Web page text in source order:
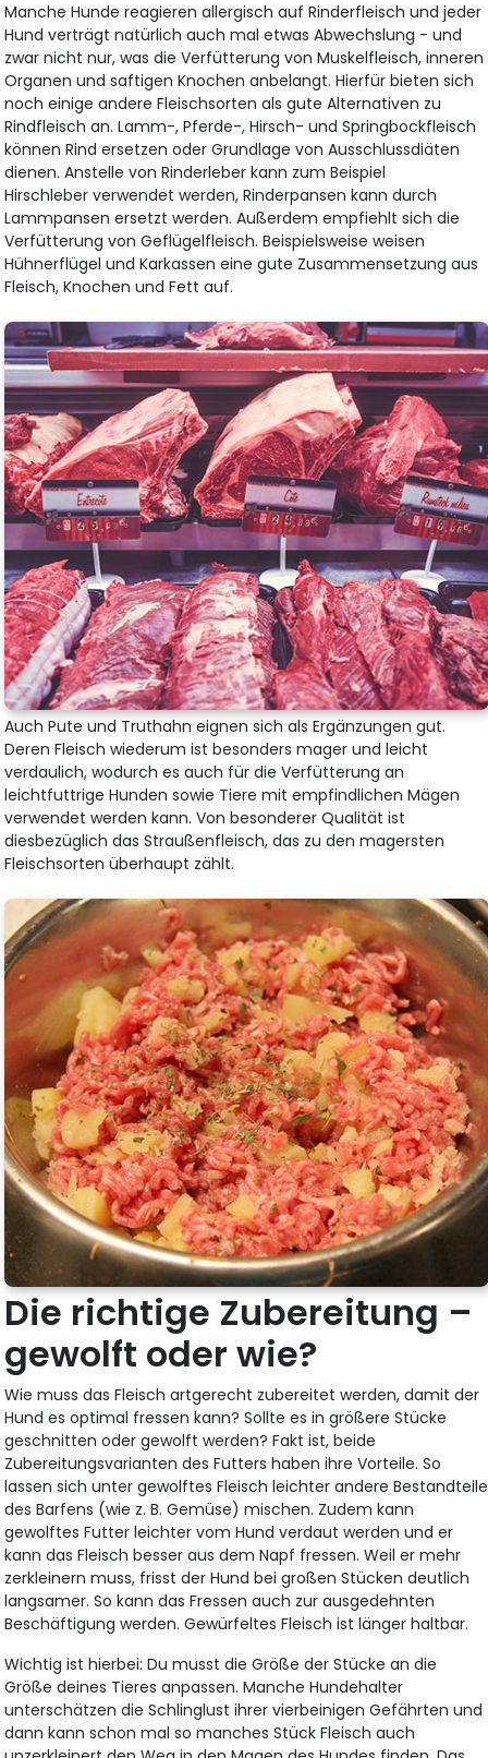
Manche Hunde reagieren allergisch auf Rinderfleisch und jeder
Hund verträgt natürlich auch mal etwas Abwechslung - und
zwar nicht nur, was die Verfütterung von Muskelfleisch, inneren
Organen und saftigen Knochen anbelangt. Hierfür bieten sich
noch einige andere Fleischsorten als gute Alternativen zu
Rindfleisch an. Lamm-, Pferde-, Hirsch- und Springbockfleisch
können Rind ersetzen oder Grundlage von Ausschlussdiäten
dienen. Anstelle von Rinderleber kann zum Beispiel
Hirschleber verwendet werden, Rinderpansen kann durch
Lammpansen ersetzt werden. Außerdem empfiehlt sich die
Verfütterung von Geflügelfleisch. Beispielsweise weisen
Hühnerflügel und Karkassen eine gute Zusammensetzung aus
Fleisch, Knochen und Fett auf.
Auch Pute und Truthahn eignen sich als Ergänzungen gut.
Deren Fleisch wiederum ist besonders mager und leicht
verdaulich, wodurch es auch für die Verfütterung an
leichtfuttrige Hunden sowie Tiere mit empfindlichen Mägen
verwendet werden kann. Von besonderer Qualität ist
diesbezüglich das Straußenfleisch, das zu den magersten
Fleischsorten überhaupt zählt.
Die richtige Zubereitung –
gewolft oder wie?
Wie muss das Fleisch artgerecht zubereitet werden, damit der
Hund es optimal fressen kann? Sollte es in größere Stücke
geschnitten oder gewolft werden? Fakt ist, beide
Zubereitungsvarianten des Futters haben ihre Vorteile. So
lassen sich unter gewolftes Fleisch leichter andere Bestandteile
des Barfens (wie z. B. Gemüse) mischen. Zudem kann
gewolftes Futter leichter vom Hund verdaut werden und er
kann das Fleisch besser aus dem Napf fressen. Weil er mehr
zerkleinern muss, frisst der Hund bei großen Stücken deutlich
langsamer. So kann das Fressen auch zur ausgedehnten
Beschäftigung werden. Gewürfeltes Fleisch ist länger haltbar.
Wichtig ist hierbei: Du musst die Größe der Stücke an die
Größe deines Tieres anpassen. Manche Hundehalter
unterschätzen die Schlinglust ihrer vierbeinigen Gefährten und
dann kann schon mal so manches Stück Fleisch auch